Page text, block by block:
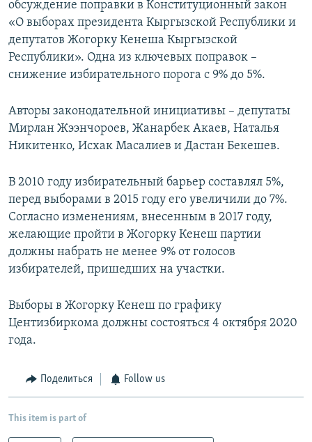
обсуждение поправки в Конституционный закон
«О выборах президента Кыргызской Республики и
депутатов Жогорку Кенеша Кыргызской
Республики». Одна из ключевых поправок –
снижение избирательного порога с 9% до 5%.
Авторы законодательной инициативы – депутаты
Мирлан Жээнчороев, Жанарбек Акаев, Наталья
Никитенко, Исхак Масалиев и Дастан Бекешев.
В 2010 году избирательный барьер составлял 5%,
перед выборами в 2015 году его увеличили до 7%.
Согласно изменениям, внесенным в 2017 году,
желающие пройти в Жогорку Кенеш партии
должны набрать не менее 9% от голосов
избирателей, пришедших на участки.
Выборы в Жогорку Кенеш по графику
Центизбиркома должны состояться 4 октября 2020
года.
Поделиться Follow us
This item is part of